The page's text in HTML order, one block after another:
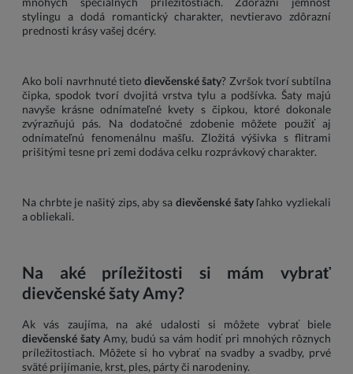
stylingu a dodá romantický charakter, nevtieravo zdôrazní
prednosti krásy vašej dcéry.
Ako boli navrhnuté tietodievčenské šaty? Zvršok tvorí subtílna
čipka, spodok tvorí dvojitá vrstva tylu a podšívka. Šaty majú
navyše krásne odnímateľné kvety s čipkou, ktoré dokonale
zvýrazňujú pás. Na dodatočné zdobenie môžete použiť aj
odnímateľnú fenomenálnu mašľu. Zložitá výšivka s flitrami
prišitými tesne pri zemi dodáva celku rozprávkový charakter.
Na chrbte je našitý zips, aby sa dievčenské šatyľahko vyzliekali
a obliekali.
Na aké príležitosti si mám vybrať
dievčenské šaty Amy?
Ak vás zaujíma, na aké udalosti si môžete vybrať biele
dievčenské šaty Amy, budú sa vám hodiť pri mnohých rôznych
príležitostiach. Môžete si ho vybrať na svadby a svadby, prvé
sväté prijímanie, krst, ples, párty či narodeniny.